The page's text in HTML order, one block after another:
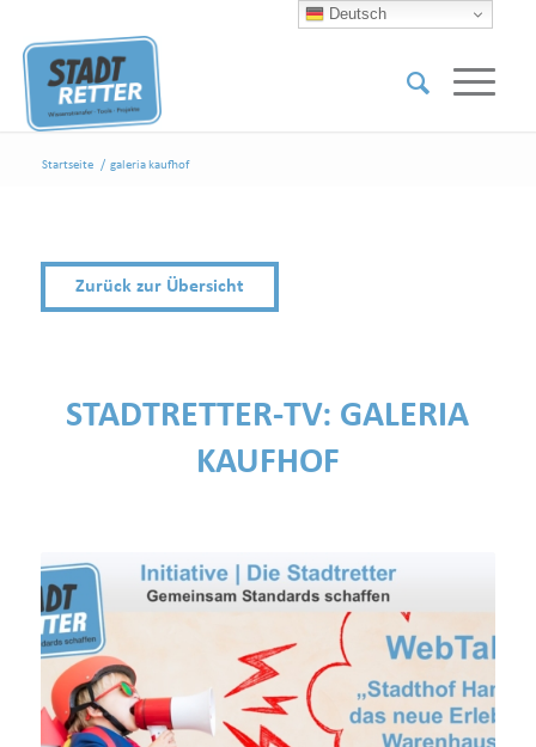
Startseite / galeria kaufhof
Zurück zur Übersicht
STADTRETTER-TV: GALERIA
KAUFHOF
Deutsch